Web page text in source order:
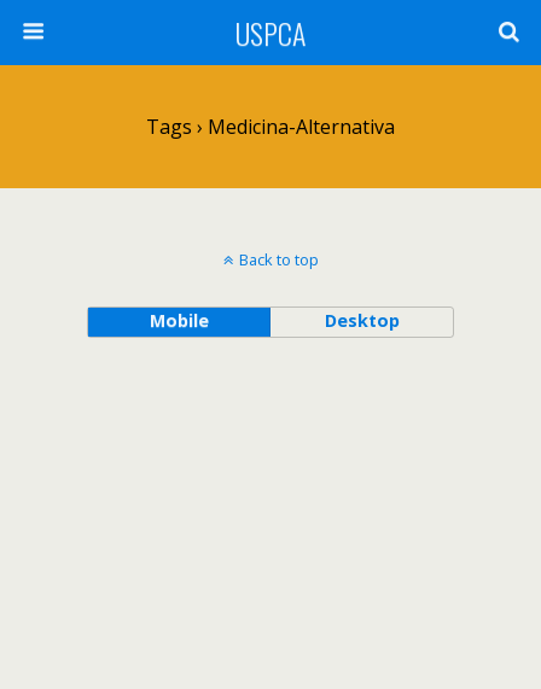
USPCA
Tags › Medicina-Alternativa
Back to top
Mobile Desktop